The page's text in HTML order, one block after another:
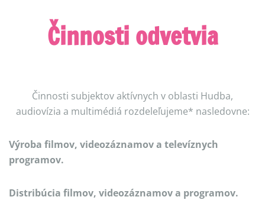
Činnosti odvetvia
Činnosti subjektov aktívnych v oblasti Hudba,
audiovízia a multimédiá rozdeleľujeme* nasledovne:
Výroba filmov, videozáznamov a televíznych
programov.
Distribúcia filmov, videozáznamov a programov.